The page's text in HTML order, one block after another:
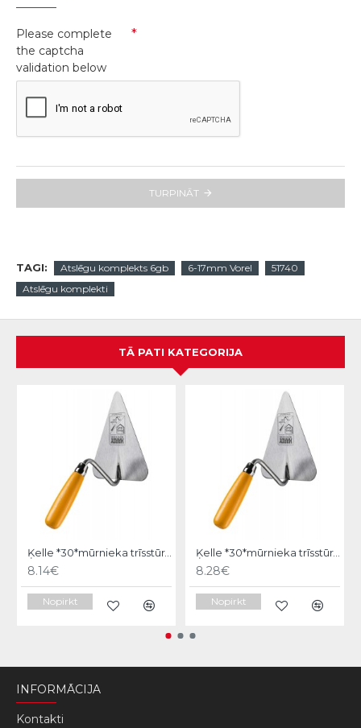
Please complete
the captcha
validation below
TURPINĀT
TAGI: Atslēgu komplekts 6gb 6-17mm Vorel
51740
Atslēgu komplekti
TĀ PATI KATEGORIJA
Ķelle *30*mūrnieka trīsstūra 18cm, Hardy
8.14€
Nopirkt
Ķelle *30*mūrnieka trīsstūra 20cm, Hardy
8.28€
Nopirkt
INFORMĀCIJA
Kontakti